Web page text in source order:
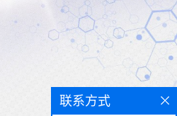
联系方式